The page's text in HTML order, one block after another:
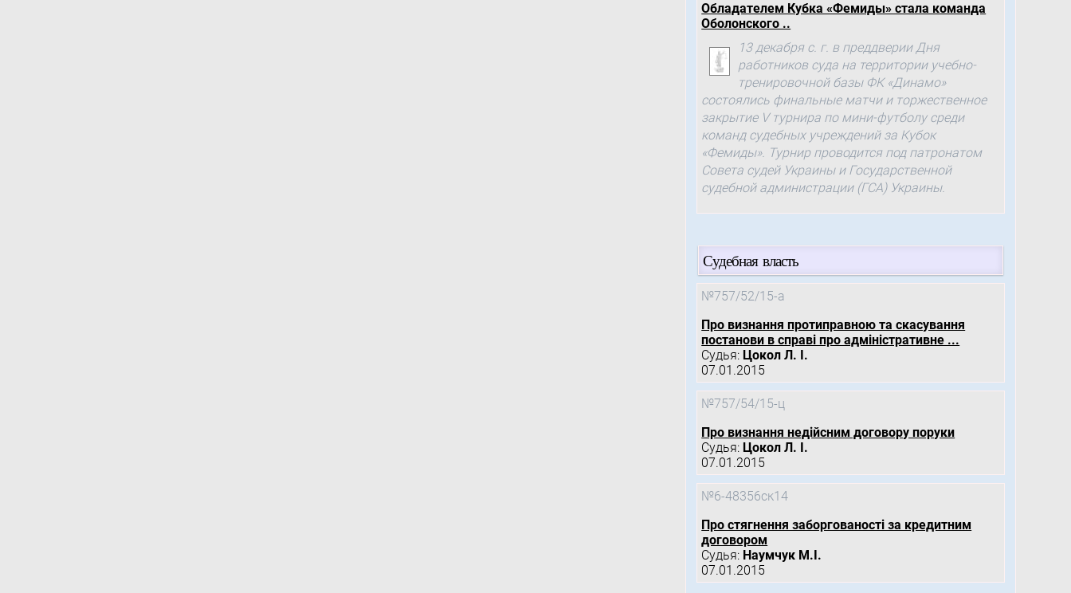
Обладателем Кубка «Фемиды» стала команда
Оболонского ..
13 декабря с. г. в преддверии Дня
работников суда на территории учебно-
тренировочной базы ФК «Динамо»
состоялись финальные матчи и торжественное
закрытие V турнира по мини-футболу среди
команд судебных учреждений за Кубок
«Фемиды». Турнир проводится под патронатом
Совета судей Украины и Государственной
судебной администрации (ГСА) Украины.
Судебная власть
№757/52/15-а
Про визнання протиправною та скасування
постанови в справі про адміністративне ...
Судья: Цокол Л. І.
07.01.2015
№757/54/15-ц
Про визнання недійсним договору поруки
Судья: Цокол Л. І.
07.01.2015
№6-48356ск14
Про стягнення заборгованості за кредитним
договором
Судья: Наумчук М.І.
07.01.2015